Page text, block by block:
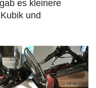
es kleinere
und